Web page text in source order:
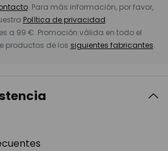
. Para más información, por favor,
Política de privacidad.
a 99 €. Promoción válida en todo el
productos de los siguientes fabricantes.